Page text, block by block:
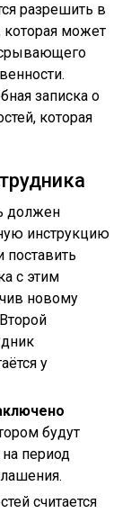
разрешить в
которая может
срывающего
записка о
которая
должен
инструкцию
поставить
с этим
новому
у
будут
период
считается